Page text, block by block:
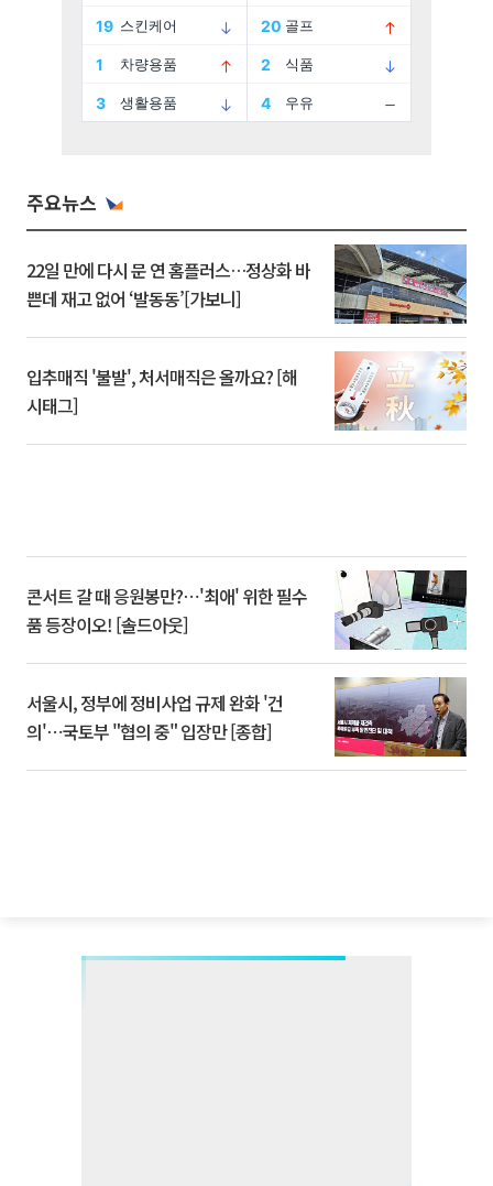
주요뉴스
22일 만에 다시 문 연 홈플러스…정상화 바
쁜데 재고 없어 ‘발동동’[가보니]
입추매직 '불발', 처서매직은 올까요? [해
시태그]
콘서트 갈 때 응원봉만?⋯'최애' 위한 필수
품 등장이오! [솔드아웃]
서울시, 정부에 정비사업 규제 완화 '건
의'⋯국토부 "협의 중" 입장만 [종합]